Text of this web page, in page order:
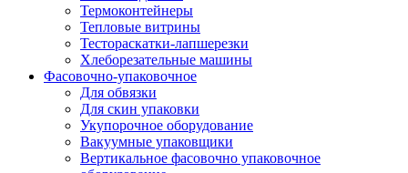
Термоконтейнеры
Тепловые витрины
Тестораскатки-лапшерезки
Хлеборезательные машины
Фасовочно-упаковочное
Для обвязки
Для скин упаковки
Укупорочное оборудование
Вакуумные упаковщики
Вертикальное фасовочно упаковочное